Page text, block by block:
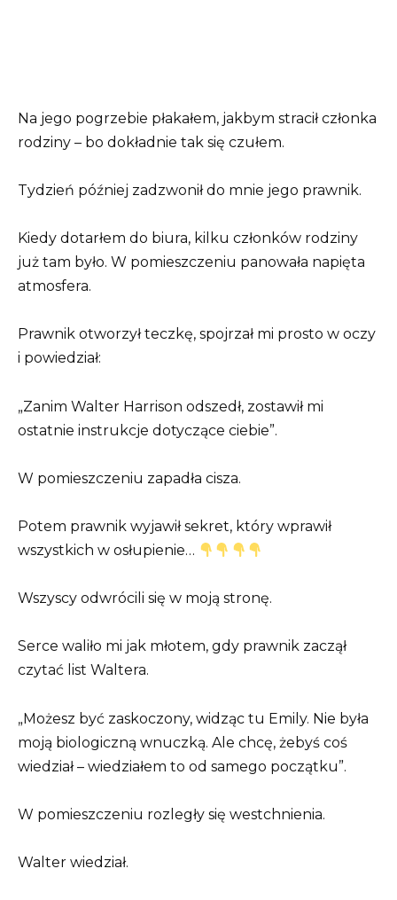
Na jego pogrzebie płakałem, jakbym stracił członka
rodziny – bo dokładnie tak się czułem.
Tydzień później zadzwonił do mnie jego prawnik.
Kiedy dotarłem do biura, kilku członków rodziny
już tam było. W pomieszczeniu panowała napięta
atmosfera.
Prawnik otworzył teczkę, spojrzał mi prosto w oczy
i powiedział:
„Zanim Walter Harrison odszedł, zostawił mi
ostatnie instrukcje dotyczące ciebie”.
W pomieszczeniu zapadła cisza.
Potem prawnik wyjawił sekret, który wprawił
wszystkich w osłupienie…
Wszyscy odwrócili się w moją stronę.
Serce waliło mi jak młotem, gdy prawnik zaczął
czytać list Waltera.
„Możesz być zaskoczony, widząc tu Emily. Nie była
moją biologiczną wnuczką. Ale chcę, żebyś coś
wiedział – wiedziałem to od samego początku”.
W pomieszczeniu rozległy się westchnienia.
Walter wiedział.